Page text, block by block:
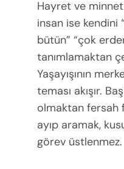
Hayret ve
insan ise kendini
bütün” “çok
tanımlamaktan
Yaşayışının
teması akışır.
olmaktan fersah
ayıp aramak,
görev üstlenmez.